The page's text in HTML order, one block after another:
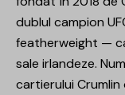
dublul campion
featherweight —
sale irlandeze.
cartierului Crumlin